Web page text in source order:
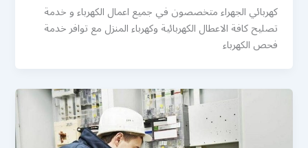
كهربائي الجهراء متخصصون في جميع اعمال الكهرباء و خدمة
تصليح كافة الاعطال الكهربائية وكهرباء المنزل مع توافر خدمة
فحص الكهرباء